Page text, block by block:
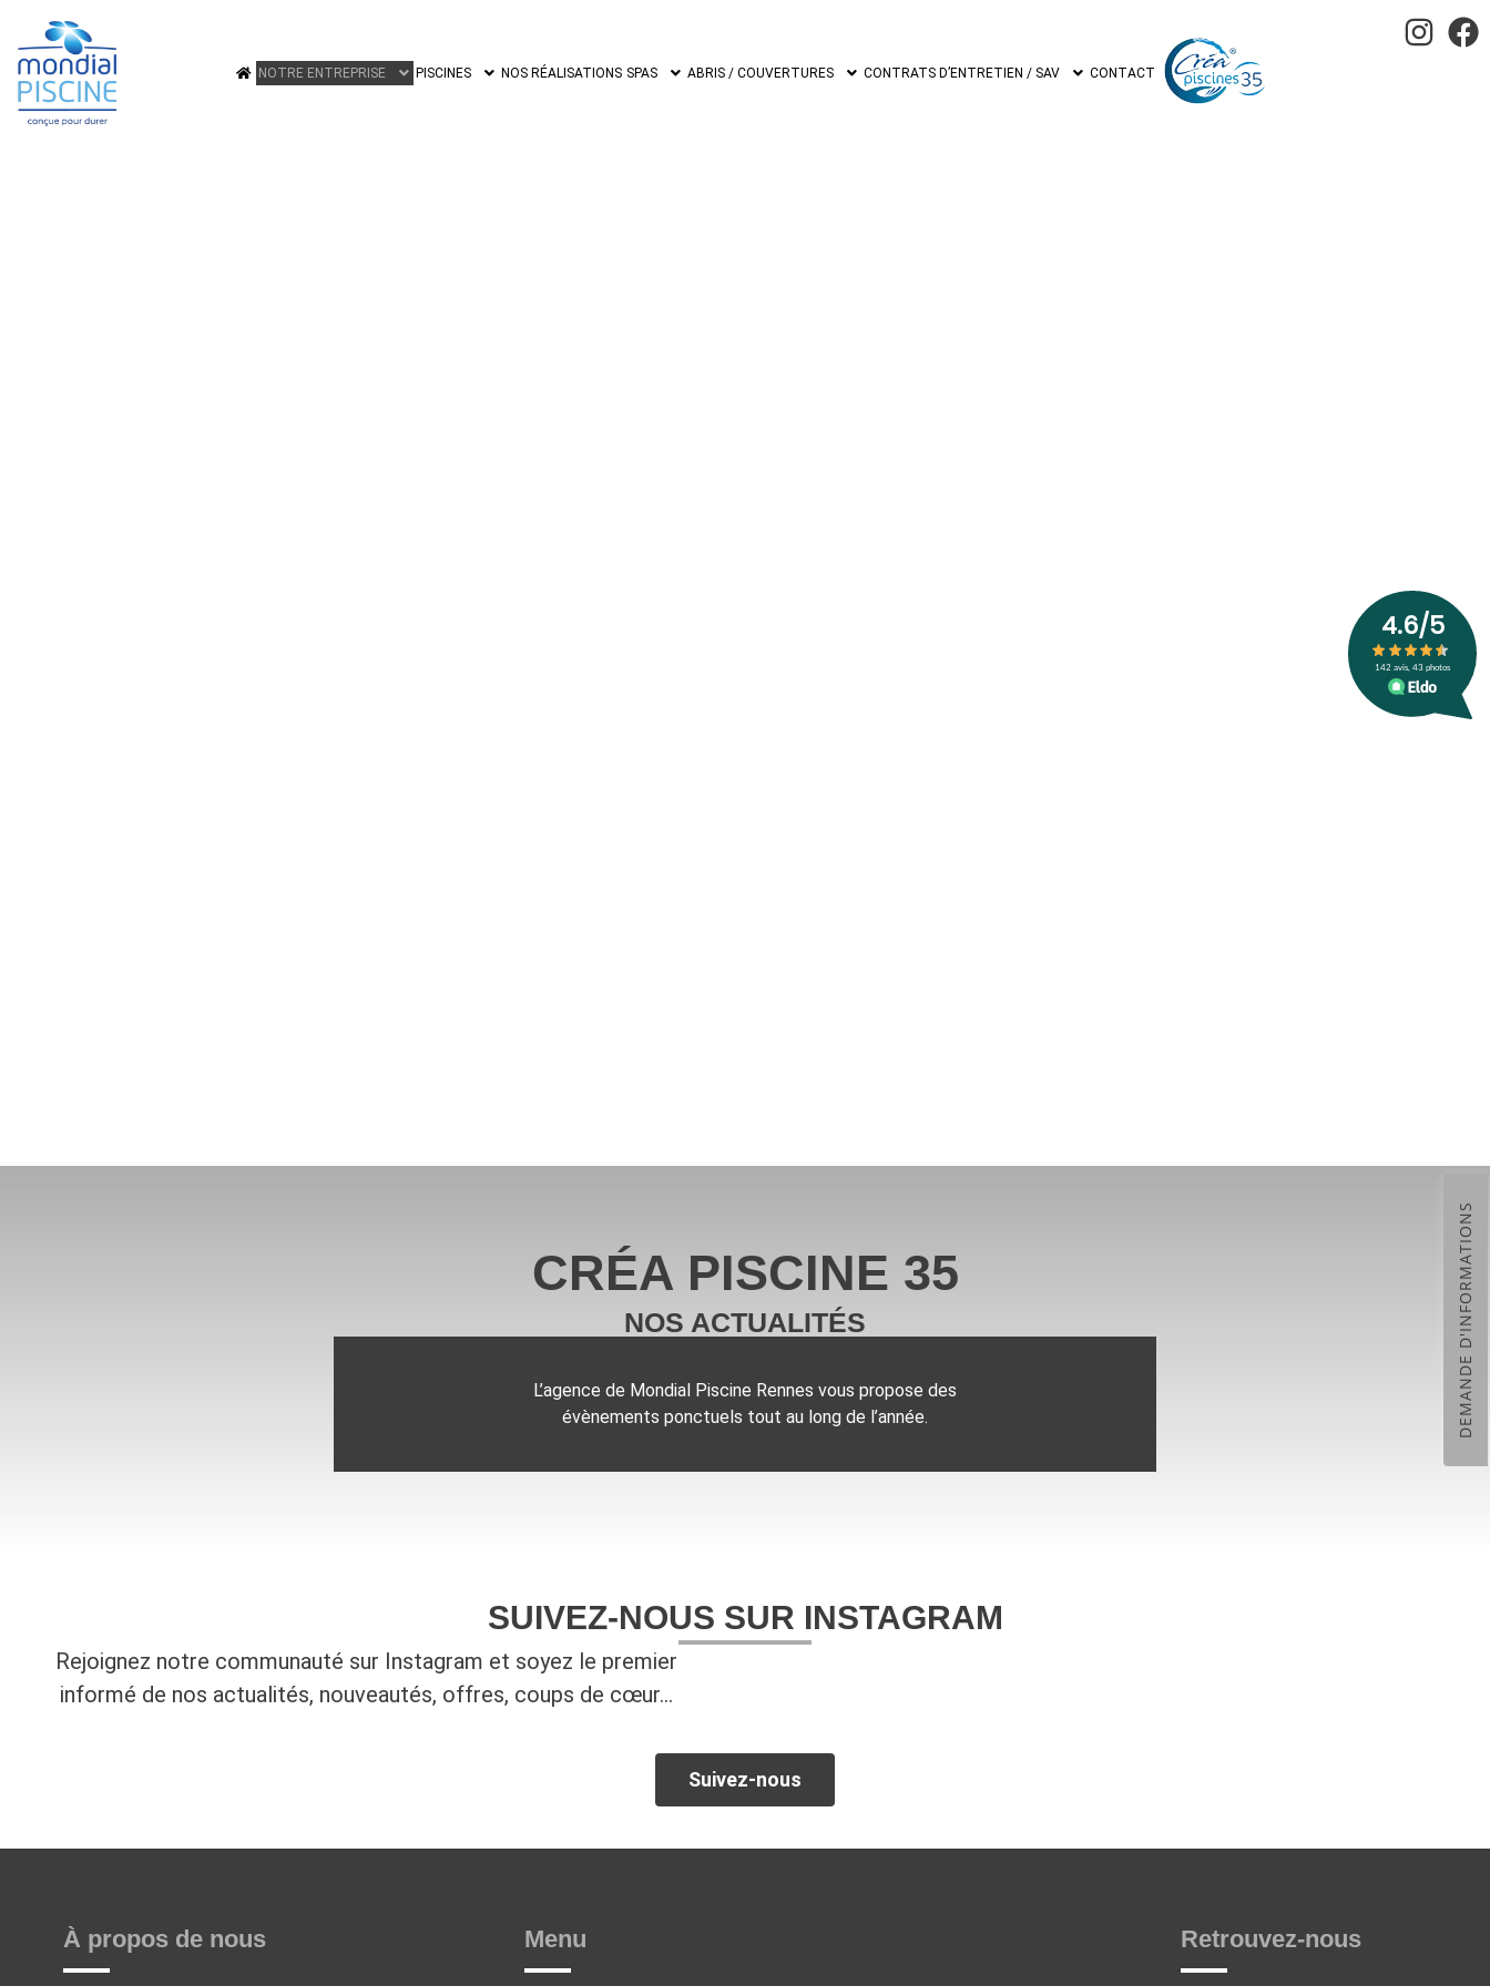
NOTRE ENTREPRISE PISCINES NOS RÉALISATIONS SPAS ABRIS / COUVERTURES CONTRATS D’ENTRETIEN / SAV CONTACT
CRÉA PISCINE 35
NOS ACTUALITÉS
L’agence de Mondial Piscine Rennes vous propose des
évènements ponctuels tout au long de l’année.
SUIVEZ-NOUS SUR INSTAGRAM
Rejoignez notre communauté sur Instagram et soyez le premier
informé de nos actualités, nouveautés, offres, coups de cœur…
Suivez-nous
À propos de nous Menu Retrouvez-nous
DEMANDE D'INFORMATIONS